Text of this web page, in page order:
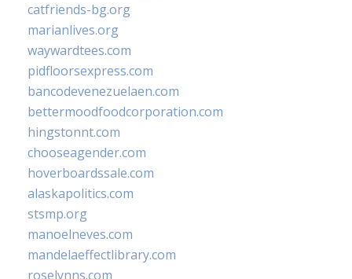
catfriends-bg.org
marianlives.org
waywardtees.com
pidfloorsexpress.com
bancodevenezuelaen.com
bettermoodfoodcorporation.com
hingstonnt.com
chooseagender.com
hoverboardssale.com
alaskapolitics.com
stsmp.org
manoelneves.com
mandelaeffectlibrary.com
roselynns.com